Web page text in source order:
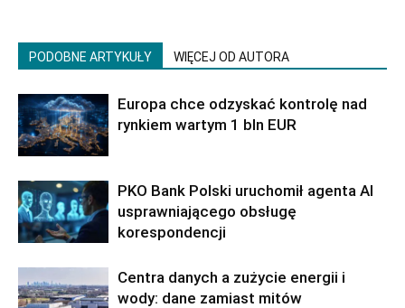
PODOBNE ARTYKUŁY WIĘCEJ OD AUTORA
Europa chce odzyskać kontrolę nad
rynkiem wartym 1 bln EUR
PKO Bank Polski uruchomił agenta AI
usprawniającego obsługę
korespondencji
Centra danych a zużycie energii i
wody: dane zamiast mitów